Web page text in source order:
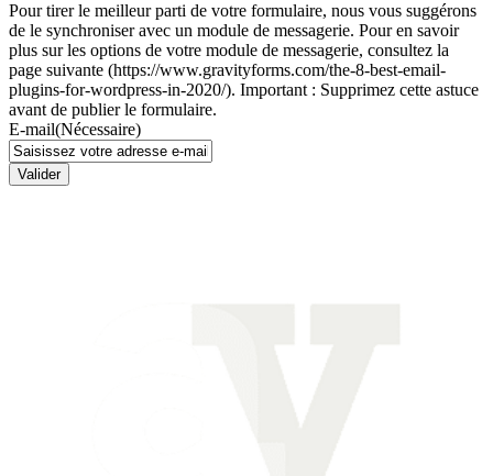
Pour tirer le meilleur parti de votre formulaire, nous vous suggérons
de le synchroniser avec un module de messagerie. Pour en savoir
plus sur les options de votre module de messagerie, consultez la
page suivante (https://www.gravityforms.com/the-8-best-email-
plugins-for-wordpress-in-2020/). Important : Supprimez cette astuce
avant de publier le formulaire.
E-mail(Nécessaire)
Valider